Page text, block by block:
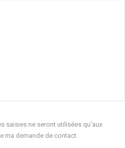
saisies ne seront utilisées qu'aux
ma demande de contact.